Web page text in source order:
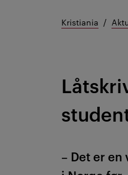
Kristiania
– Det er